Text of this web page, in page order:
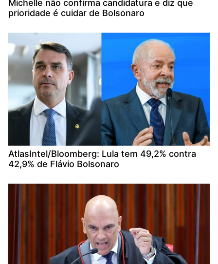
Michelle não confirma candidatura e diz que
prioridade é cuidar de Bolsonaro
AtlasIntel/Bloomberg: Lula tem 49,2% contra
42,9% de Flávio Bolsonaro